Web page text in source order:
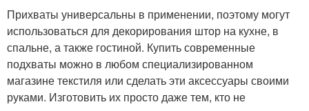
Прихваты универсальны в применении, поэтому могут
использоваться для декорирования штор на кухне, в
спальне, а также гостиной. Купить современные
подхваты можно в любом специализированном
магазине текстиля или сделать эти аксессуары своими
руками. Изготовить их просто даже тем, кто не